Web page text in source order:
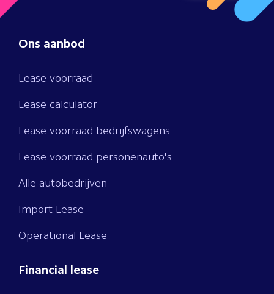
Ons aanbod
Lease voorraad
Lease calculator
Lease voorraad bedrijfswagens
Lease voorraad personenauto's
Alle autobedrijven
Import Lease
Operational Lease
Financial lease